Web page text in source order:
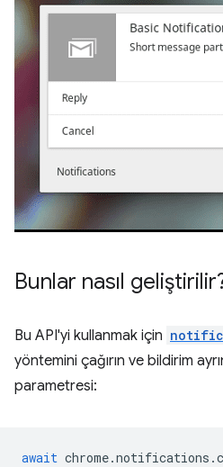
Bunlar nasıl
Bu API'yi kullanmak için
yöntemini çağırın ve bildirim
parametresi:
await chrome.notifications .